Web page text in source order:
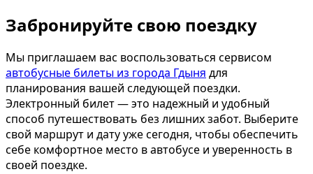
Забронируйте свою поездку
Мы приглашаем вас воспользоваться сервисом
автобусные билеты из города Гдыня для
планирования вашей следующей поездки.
Электронный билет — это надежный и удобный
способ путешествовать без лишних забот. Выберите
свой маршрут и дату уже сегодня, чтобы обеспечить
себе комфортное место в автобусе и уверенность в
своей поездке.